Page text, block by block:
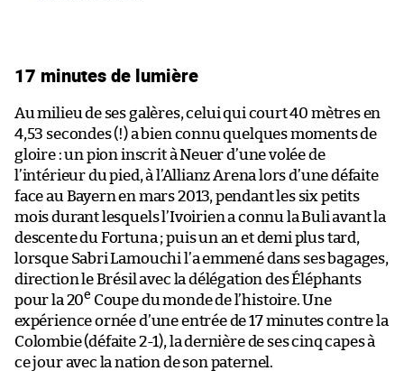
17 minutes de lumière
Au milieu de ses galères, celui qui court 40 mètres en
4,53 secondes (!) a bien connu quelques moments de
gloire : un pion inscrit à Neuer d’une volée de
l’intérieur du pied, à l’Allianz Arena lors d’une défaite
face au Bayern en mars 2013, pendant les six petits
mois durant lesquels l’Ivoirien a connu la Buli avant la
descente du Fortuna ; puis un an et demi plus tard,
lorsque Sabri Lamouchi l’a emmené dans ses bagages,
direction le Brésil avec la délégation des Éléphants
pour la 20e Coupe du monde de l’histoire. Une
expérience ornée d’une entrée de 17 minutes contre la
Colombie (défaite 2-1), la dernière de ses cinq capes à
ce jour avec la nation de son paternel.